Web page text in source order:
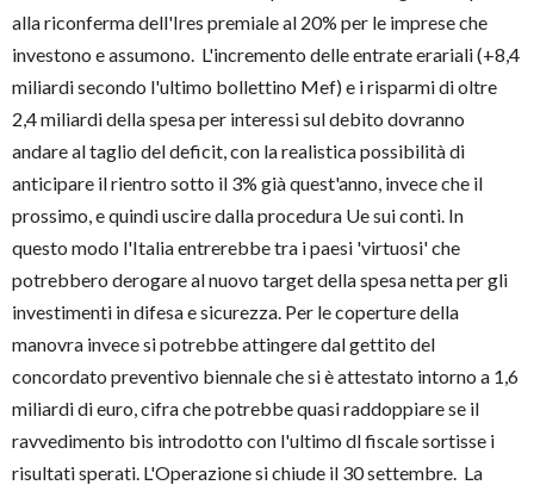
alla riconferma dell'Ires premiale al 20% per le imprese che
investono e assumono. L'incremento delle entrate erariali (+8,4
miliardi secondo l'ultimo bollettino Mef) e i risparmi di oltre
2,4 miliardi della spesa per interessi sul debito dovranno
andare al taglio del deficit, con la realistica possibilità di
anticipare il rientro sotto il 3% già quest'anno, invece che il
prossimo, e quindi uscire dalla procedura Ue sui conti. In
questo modo l'Italia entrerebbe tra i paesi 'virtuosi' che
potrebbero derogare al nuovo target della spesa netta per gli
investimenti in difesa e sicurezza. Per le coperture della
manovra invece si potrebbe attingere dal gettito del
concordato preventivo biennale che si è attestato intorno a 1,6
miliardi di euro, cifra che potrebbe quasi raddoppiare se il
ravvedimento bis introdotto con l'ultimo dl fiscale sortisse i
risultati sperati. L'Operazione si chiude il 30 settembre. La